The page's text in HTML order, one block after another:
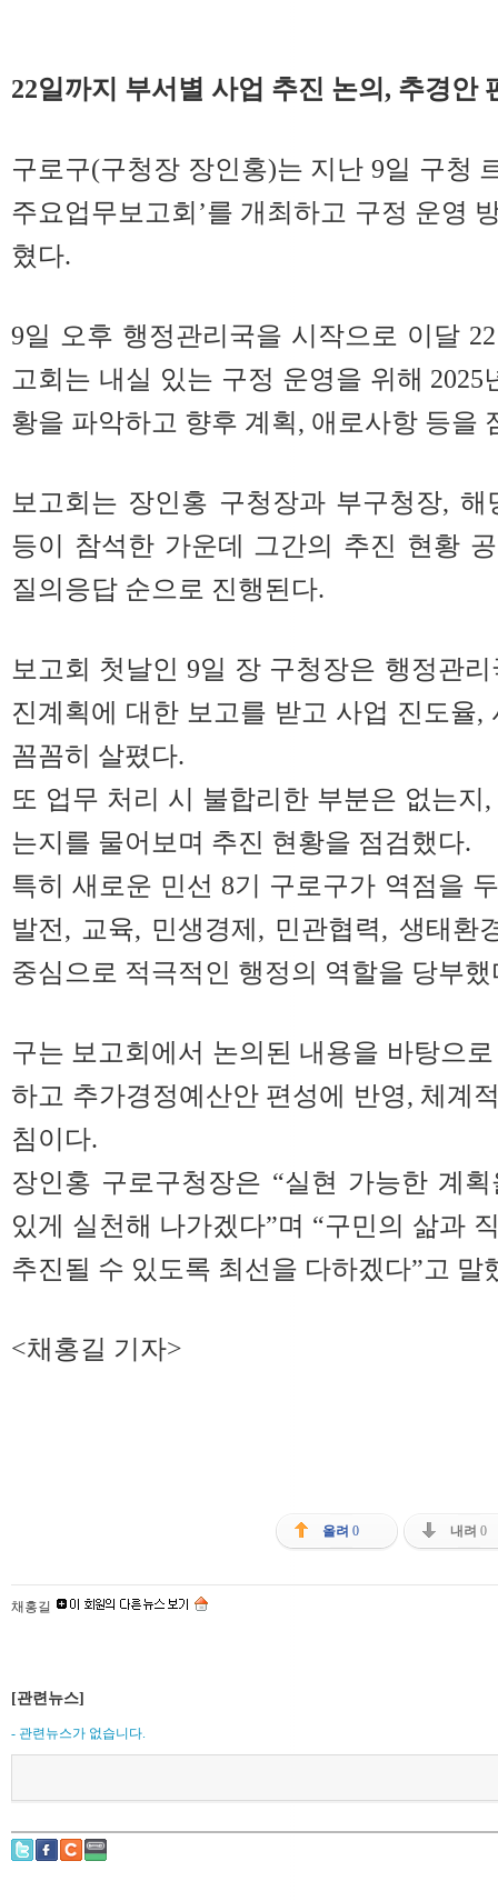
22일까지 부서별 사업 추진 논의, 추경안
구로구(구청장 장인홍)는 지난 9일 구청
주요업무보고회’를 개최하고 구정 운영
혔다.
9일 오후 행정관리국을 시작으로 이달
고회는 내실 있는 구정 운영을 위해
황을 파악하고 향후 계획, 애로사항 등을
보고회는 장인홍 구청장과 부구청장, 해
등이 참석한 가운데 그간의 추진 현황
질의응답 순으로 진행된다.
보고회 첫날인 9일 장 구청장은 행정관
진계획에 대한 보고를 받고 사업 진도율,
꼼꼼히 살폈다.
또 업무 처리 시 불합리한 부분은 없는
는지를 물어보며 추진 현황을 점검했다.
특히 새로운 민선 8기 구로구가 역점을
발전, 교육, 민생경제, 민관협력, 생태환
중심으로 적극적인 행정의 역할을 당부했
구는 보고회에서 논의된 내용을 바탕으
하고 추가경정예산안 편성에 반영, 체계
침이다.
장인홍 구로구청장은 “실현 가능한 계
있게 실천해 나가겠다”며 “구민의 삶과
추진될 수 있도록 최선을 다하겠다”고 말
<채홍길 기자>
올려 0 내려 0
채홍길
[관련뉴스]
- 관련뉴스가 없습니다.